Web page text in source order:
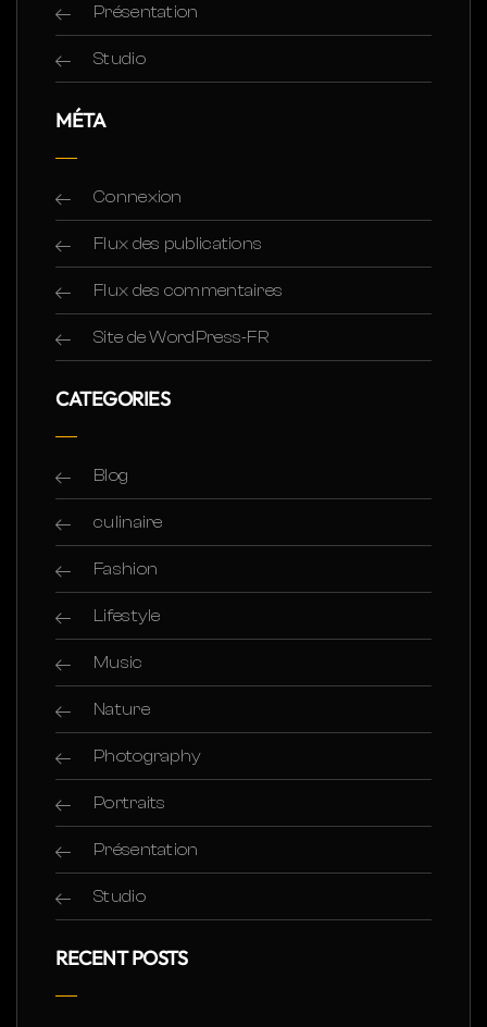
Présentation
Studio
MÉTA
Connexion
Flux des publications
Flux des commentaires
Site de WordPress-FR
CATEGORIES
Blog
culinaire
Fashion
Lifestyle
Music
Nature
Photography
Portraits
Présentation
Studio
RECENT POSTS